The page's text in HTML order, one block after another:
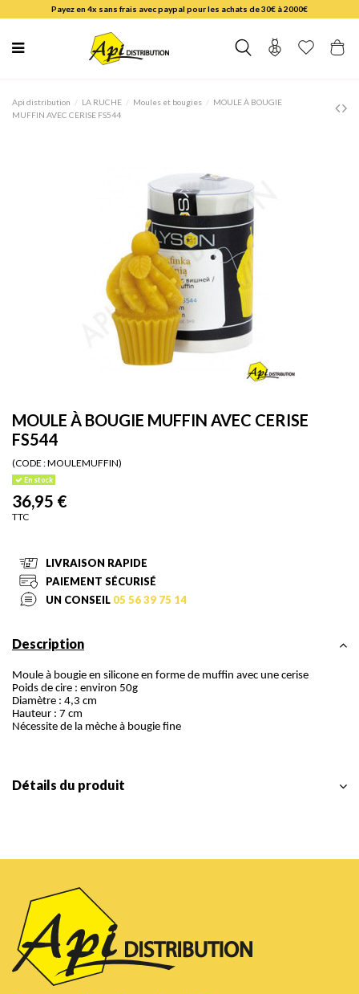
Payez en 4x sans frais avec paypal pour les achats de 30€ à 2000€
Api distribution LA RUCHE Moules et bougies
MOULE À BOUGIE
MUFFIN AVEC CERISE FS544
MOULE À BOUGIE MUFFIN AVEC CERISE
FS544
(CODE :MOULEMUFFIN)
En stock
36,95 €
TTC
LIVRAISON RAPIDE
PAIEMENT SÉCURISÉ
UN CONSEIL 05 56 39 75 14
Description
Moule à bougie en silicone en forme de muffin avec une cerise
Poids de cire : environ 50g
Diamètre : 4,3 cm
Hauteur : 7 cm
Nécessite de la mèche à bougie fine
Détails du produit